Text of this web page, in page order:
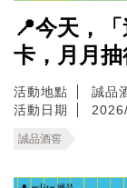
📍今天，
卡，月月抽
活動地點
誠品
活動日期
誠品酒窖